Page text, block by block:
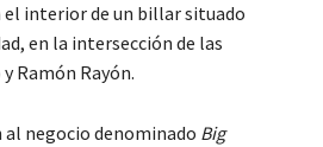
el interior de un billar situado
en la intersección de las
Ramón Rayón.
negocio denominado Big